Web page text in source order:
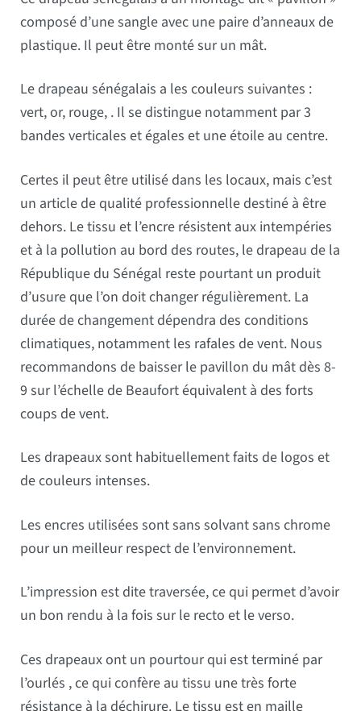
composé d’une sangle avec une paire d’anneaux de
plastique. Il peut être monté sur un mât.
Le drapeau sénégalais a les couleurs suivantes :
vert, or, rouge, . Il se distingue notamment par 3
bandes verticales et égales et une étoile au centre.
Certes il peut être utilisé dans les locaux, mais c’est
un article de qualité professionnelle destiné à être
dehors. Le tissu et l’encre résistent aux intempéries
et à la pollution au bord des routes, le drapeau de la
République du Sénégal reste pourtant un produit
d’usure que l’on doit changer régulièrement. La
durée de changement dépendra des conditions
climatiques, notamment les rafales de vent. Nous
recommandons de baisser le pavillon du mât dès 8-
9 sur l’échelle de Beaufort équivalent à des forts
coups de vent.
Les drapeaux sont habituellement faits de logos et
de couleurs intenses.
Les encres utilisées sont sans solvant sans chrome
pour un meilleur respect de l’environnement.
L’impression est dite traversée, ce qui permet d’avoir
un bon rendu à la fois sur le recto et le verso.
Ces drapeaux ont un pourtour qui est terminé par
l’ourlés , ce qui confère au tissu une très forte
résistance à la déchirure. Le tissu est en maille